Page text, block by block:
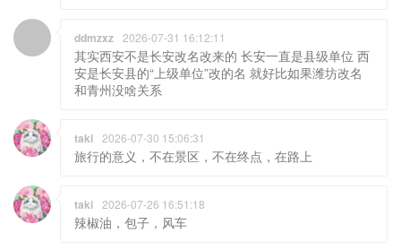
ddmzxz 2026-07-31 16:12:11
其实西安不是长安改名改来的 长安一直是县级单位 西
安是长安县的“上级单位”改的名 就好比如果潍坊改名
和青州没啥关系
taki 2026-07-30 15:06:31
旅行的意义，不在景区，不在终点，在路上
taki 2026-07-26 16:51:18
辣椒油，包子，风车